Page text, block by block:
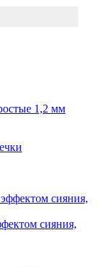
1,2 мм
сияния,